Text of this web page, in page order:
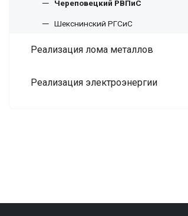
Череповецкий РВПиС
Шекснинский РГСиС
Реализация лома металлов
Реализация электроэнергии